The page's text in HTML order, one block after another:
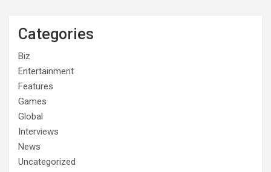
Categories
Biz
Entertainment
Features
Games
Global
Interviews
News
Uncategorized